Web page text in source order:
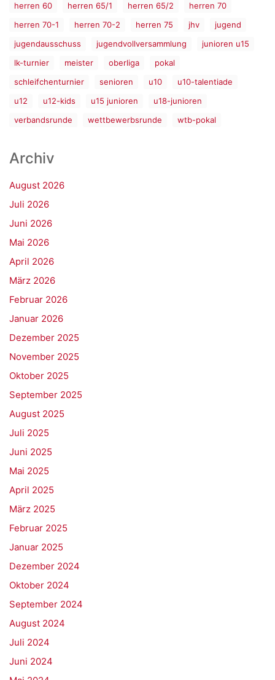
herren 60
herren 65/1 herren 65/2
herren 70
herren 70-1
herren 70-2 herren 75 jhv
jugend
jugendausschuss
jugendvollversammlung
junioren u15
lk-turnier
meister oberliga
pokal
schleifchenturnier
senioren u10
u10-talentiade
u12
u12-kids u15 junioren
u18-junioren
verbandsrunde
wettbewerbsrunde wtb-pokal
Archiv
August 2026
Juli 2026
Juni 2026
Mai 2026
April 2026
März 2026
Februar 2026
Januar 2026
Dezember 2025
November 2025
Oktober 2025
September 2025
August 2025
Juli 2025
Juni 2025
Mai 2025
April 2025
März 2025
Februar 2025
Januar 2025
Dezember 2024
Oktober 2024
September 2024
August 2024
Juli 2024
Juni 2024